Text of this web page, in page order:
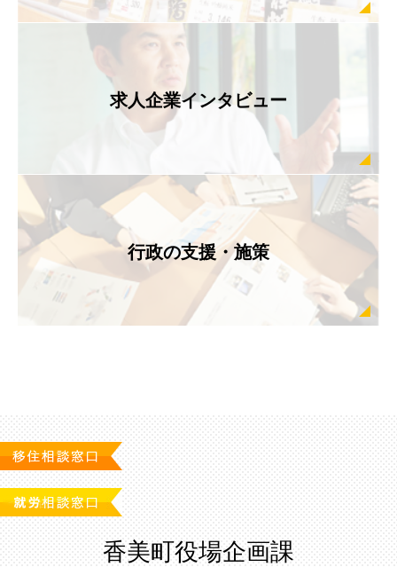
求人企業インタビュー
行政の支援・施策
香美町役場企画課